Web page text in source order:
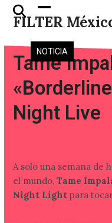
Skip
FILTER
Open
mobile
menu
Close
mobile
menu
NOTICIA
Tame
Night Live
A solo una semana de
el mundo,Tame
Night Light para